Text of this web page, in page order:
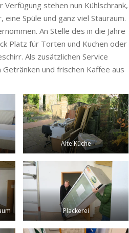
stehen nun Kühlschrank,
Spüle und ganz viel Stauraum.
An Stelle des in die Jahre
Platz für Torten und Kuchen oder
Als zusätzlichen Service
und frischen Kaffee aus
Alte Küche
Plackerei